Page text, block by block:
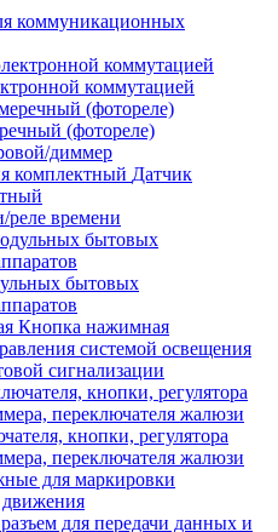
коммуникационных
коммутацией
(фотореле)
диммер
Датчик
реле времени
бытовых
Кнопка нажимная
системой освещения
сигнализации
кнопки, регулятора
переключателя жалюзи
для маркировки